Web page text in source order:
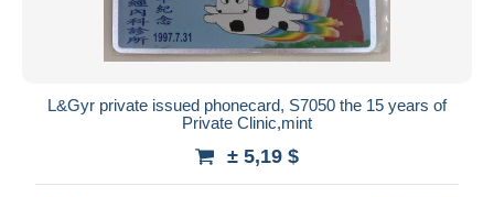
L&Gyr private issued phonecard, S7050 the 15 years of
Private Clinic,mint
± 5,19 $